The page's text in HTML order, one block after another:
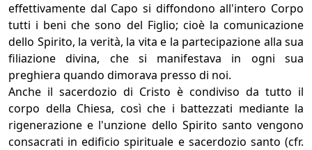
effettivamente dal Capo si diffondono all'intero Corpo
tutti i beni che sono del Figlio; cioè la comunicazione
dello Spirito, la verità, la vita e la partecipazione alla sua
filiazione divina, che si manifestava in ogni sua
preghiera quando dimorava presso di noi.
Anche il sacerdozio di Cristo è condiviso da tutto il
corpo della Chiesa, così che i battezzati mediante la
rigenerazione e l'unzione dello Spirito santo vengono
consacrati in edificio spirituale e sacerdozio santo (cfr.